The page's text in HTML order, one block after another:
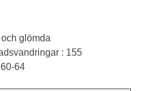
glömda
: 155
64